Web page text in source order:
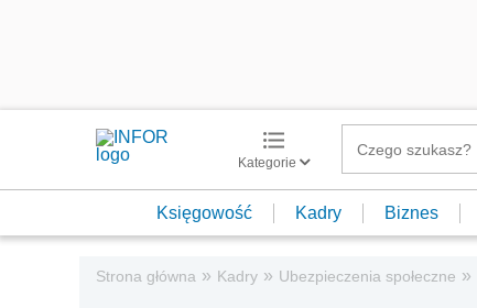
Kategorie
Księgowość Kadry Biznes
Strona główna » Kadry » Ubezpieczenia społeczne »